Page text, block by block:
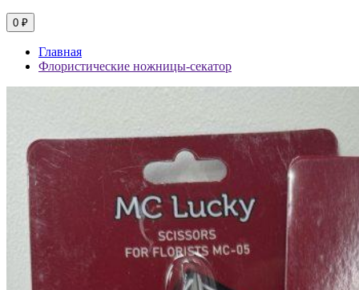
0 ₽
Главная
Флористические ножницы-секатор